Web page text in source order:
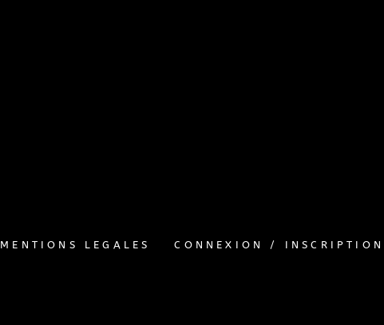
MENTIONS LEGALES CONNEXION / INSCRIPTION